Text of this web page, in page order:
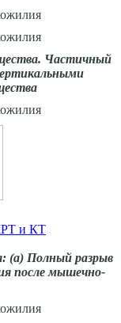
Частичный
и КТ
: (a) Полный разрыв
после мышечно-